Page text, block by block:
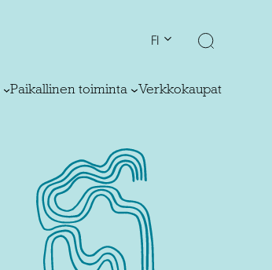
FI
Paikallinen toiminta Verkkokaupat